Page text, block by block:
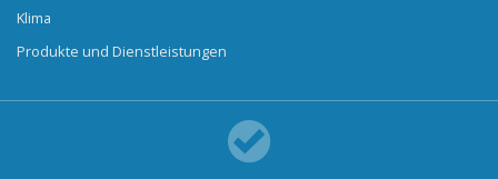
Klima
Produkte und Dienstleistungen